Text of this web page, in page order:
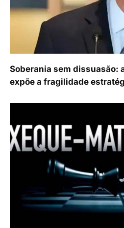
Soberania sem dissuasão:
expõe a fragilidade